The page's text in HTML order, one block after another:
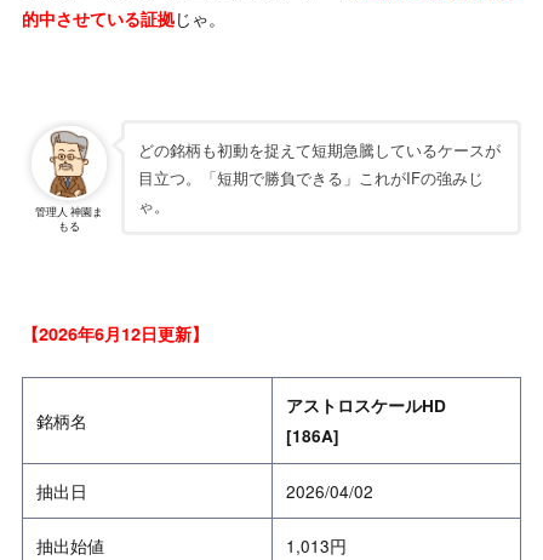
的中させている証拠じゃ。
管理人 神園ま
もる
どの銘柄も初動を捉えて短期急騰しているケースが
目立つ。「短期で勝負できる」これがIFの強みじ
ゃ。
【2026年6月12日更新】
銘柄名
アストロスケールHD
[186A]
抽出日 2026/04/02
抽出始値 1,013円